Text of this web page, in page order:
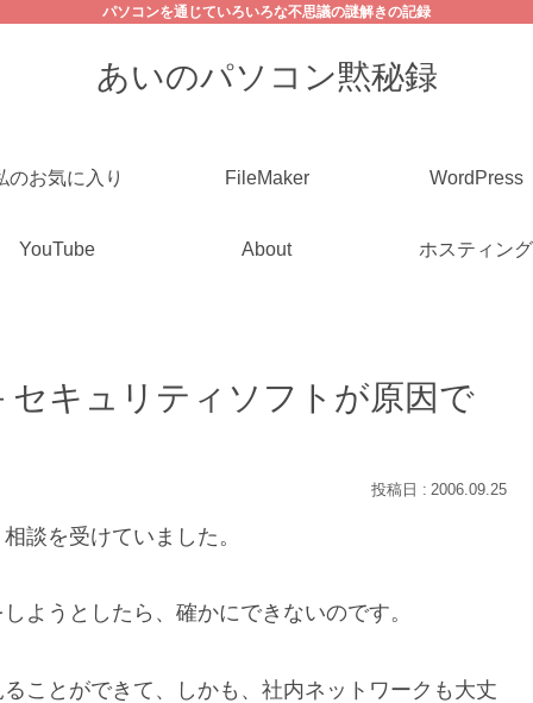
パソコンを通じていろいろな不思議の謎解きの記録
あいのパソコン黙秘録
のお気に入り FileMaker WordPress
YouTube About ホスティング
キュリティソフトが原因で
2006.09.25
談を受けていました。
ようとしたら、確かにできないのです。
ことができて、しかも、社内ネットワークも大丈